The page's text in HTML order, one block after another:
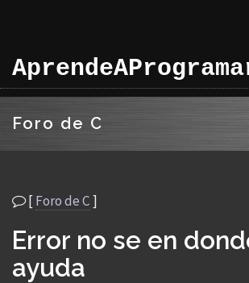
Foro de C
[Foro de C]
Error no se en
ayuda